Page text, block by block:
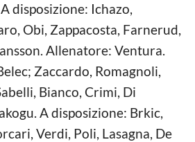
disposizione: Ichazo,
Obi, Zappacosta, Farnerud,
Allenatore: Ventura.
Zaccardo, Romagnoli,
Bianco, Crimi, Di
A disposizione: Brkic,
Verdi, Poli, Lasagna, De